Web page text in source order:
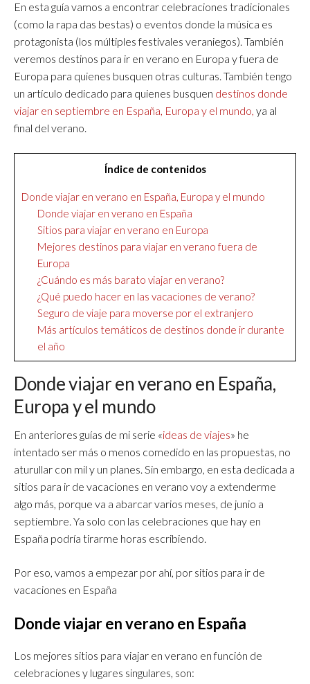
En esta guía vamos a encontrar celebraciones tradicionales
(como la rapa das bestas) o eventos donde la música es
protagonista (los múltiples festivales veraniegos). También
veremos destinos para ir en verano en Europa y fuera de
Europa para quienes busquen otras culturas. También tengo
un artículo dedicado para quienes busquen destinos donde
viajar en septiembre en España, Europa y el mundo, ya al
final del verano.
Índice de contenidos
Donde viajar en verano en España, Europa y el mundo
Donde viajar en verano en España
Sitios para viajar en verano en Europa
Mejores destinos para viajar en verano fuera de
Europa
¿Cuándo es más barato viajar en verano?
¿Qué puedo hacer en las vacaciones de verano?
Seguro de viaje para moverse por el extranjero
Más artículos temáticos de destinos donde ir durante
el año
Donde viajar en verano en España,
Europa y el mundo
En anteriores guías de mi serie «ideas de viajes» he
intentado ser más o menos comedido en las propuestas, no
aturullar con mil y un planes. Sin embargo, en esta dedicada a
sitios para ir de vacaciones en verano voy a extenderme
algo más, porque va a abarcar varios meses, de junio a
septiembre. Ya solo con las celebraciones que hay en
España podría tirarme horas escribiendo.
Por eso, vamos a empezar por ahí, por sitios para ir de
vacaciones en España
Donde viajar en verano en España
Los mejores sitios para viajar en verano en función de
celebraciones y lugares singulares, son: